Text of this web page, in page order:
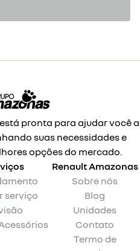
pronta para ajudar você a
suas necessidades e
opções do mercado.
serviço
Renault Amazonas
Sobre nós
Blog
Unidades
Contato
Termo de